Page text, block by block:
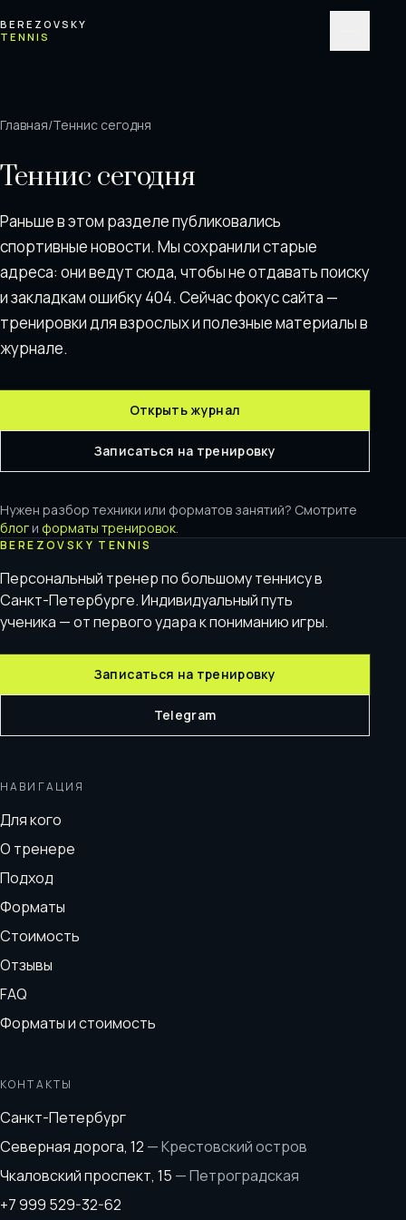
BEREZOVSKY
TENNIS
Главная/Теннис сегодня
Теннис сегодня
Раньше в этом разделе публиковались
спортивные новости. Мы сохранили старые
адреса: они ведут сюда, чтобы не отдавать поискy
и закладкам ошибку 404. Сейчас фокус сайта —
тренировки для взрослых и полезные материалы в
журнале.
Открыть журнал
Записаться на тренировку
Нужен разбор техники или форматов занятий? Смотрите
блог и форматы тренировок.
BEREZOVSKY TENNIS
Персональный тренер по большому теннису в
Санкт-Петербурге. Индивидуальный путь
ученика — от первого удара к пониманию игры.
Записаться на тренировку
Telegram
НАВИГАЦИЯ
Для кого
О тренере
Подход
Форматы
Стоимость
Отзывы
FAQ
Форматы и стоимость
КОНТАКТЫ
Санкт-Петербург
Северная дорога, 12 —Крестовский остров
Чкаловский проспект, 15 —Петроградская
+7 999 529-32-62